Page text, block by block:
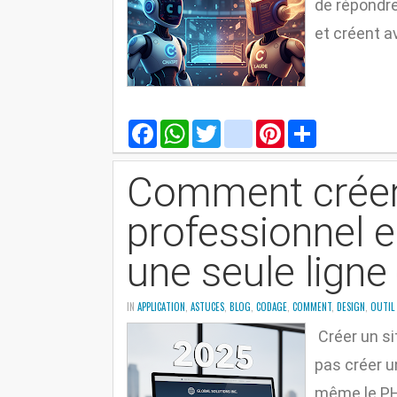
de
et créent
F
a
c
b
o
o
k
W
h
a
s
A
p
p
T
i
t
e
g
m
a
l
P
i
n
e
r
e
s
t
a
e
Comment
professionnel
une seule
IN APPLICATION ASTUCES BLOG CODAGE COMMENT DESIGN OUTIL
Créer un
pas créer
même le